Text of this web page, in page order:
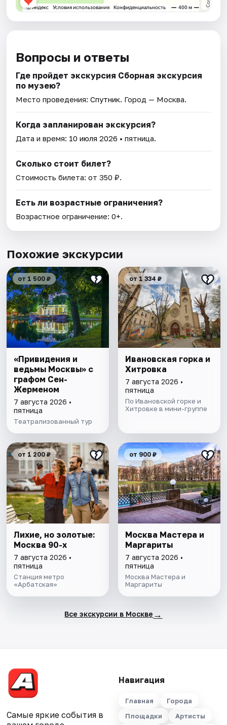
Вопросы и ответы
Где пройдет экскурсия Сборная экскурсия
по музею?
Место проведения:Спутник . Город — Москва.
Когда запланирован экскурсия?
Дата и время: 10 июля 2026 • пятница.
Сколько стоит билет?
Стоимость билета: от 350 ₽.
Есть ли возрастные ограничения?
Возрастное ограничение: 0+.
Похожие экскурсии
от 1 500 ₽
«Привидения и
ведьмы Москвы» с
графом Сен-
Жерменом
7 августа 2026 •
пятница
Театрализованный тур
от 1 334 ₽
Ивановская горка и
Хитровка
7 августа 2026 •
пятница
По Ивановской горке и
Хитровке в мини-группе
от 1 200 ₽
Лихие, но золотые:
Москва 90-х
7 августа 2026 •
пятница
Станция метро
«Арбатская»
от 900 ₽
Москва Мастера и
Маргариты
7 августа 2026 •
пятница
Москва Мастера и
Маргариты
Все экскурсии в Москве →
Самые яркие события в
Навигация
Главная
Города
Площадки
Артисты